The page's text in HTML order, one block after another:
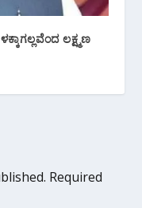
ಲಕ್ಷ್ಮಣ
Required